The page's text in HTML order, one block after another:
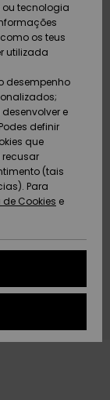
ou tecnologia
os teus
utilizada
desempenho
e
definir
que
recusar
(tais
Para
Cookies e